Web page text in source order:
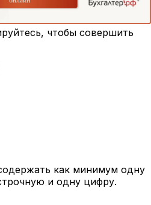
чтобы совершить
как минимум одну
и одну цифру.